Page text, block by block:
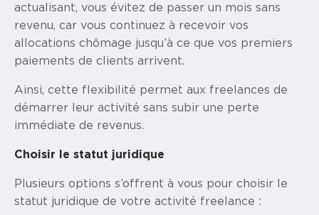
actualisant, vous évitez de passer un mois sans
revenu, car vous continuez à recevoir vos
allocations chômage jusqu’à ce que vos premiers
paiements de clients arrivent.
Ainsi, cette flexibilité permet aux freelances de
démarrer leur activité sans subir une perte
immédiate de revenus.
Choisir le statut juridique
Plusieurs options s’offrent à vous pour choisir le
statut juridique de votre activité freelance :